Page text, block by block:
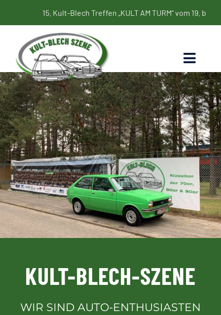
Inhalt
springen
15. Kult-Blech Treffen „KULT AM TURM“ vom 19. bis 21. Juni
Home
Termine
Bildergalerie
Kultbleche
Blog
Kontakt
Kult-Blech-Shop für Vereinsmitglieder
KULT-BLECH-SZENE
WIR SIND AUTO-ENTHUSIASTEN